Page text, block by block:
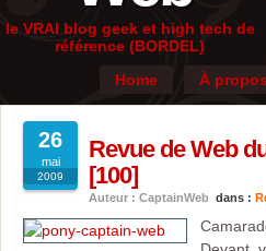
le VRAI blog geek et high tech de
référence (BORDEL)
Home
À propos
26
mai
2009
Revue de Web
[100]
Auteur : CaptainWeb dans :